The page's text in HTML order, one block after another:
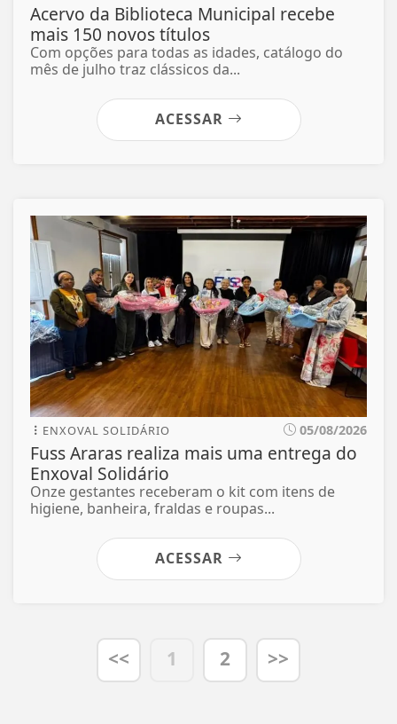
Acervo da Biblioteca Municipal recebe
mais 150 novos títulos
Com opções para todas as idades, catálogo do
mês de julho traz clássicos da...
ACESSAR
ENXOVAL SOLIDÁRIO 05/08/2026
Fuss Araras realiza mais uma entrega do
Enxoval Solidário
Onze gestantes receberam o kit com itens de
higiene, banheira, fraldas e roupas...
ACESSAR
<< 1 2 >>